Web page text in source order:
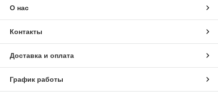
О нас
Контакты
Доставка и оплата
График работы